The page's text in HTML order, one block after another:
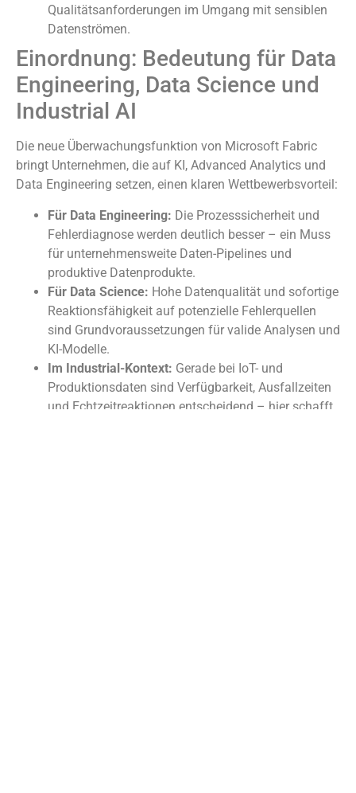
Qualitätsanforderungen im Umgang mit sensiblen
Datenströmen.
Einordnung: Bedeutung für Data
Engineering, Data Science und
Industrial AI
Die neue Überwachungsfunktion von Microsoft Fabric
bringt Unternehmen, die auf KI, Advanced Analytics und
Data Engineering setzen, einen klaren Wettbewerbsvorteil:
Für Data Engineering: Die Prozesssicherheit und
Fehlerdiagnose werden deutlich besser – ein Muss
für unternehmensweite Daten-Pipelines und
produktive Datenprodukte.
Für Data Science: Hohe Datenqualität und sofortige
Reaktionsfähigkeit auf potenzielle Fehlerquellen
sind Grundvoraussetzungen für valide Analysen und
KI-Modelle.
Im Industrial-Kontext: Gerade bei IoT- und
Produktionsdaten sind Verfügbarkeit, Ausfallzeiten
und Echtzeitreaktionen entscheidend – hier schafft